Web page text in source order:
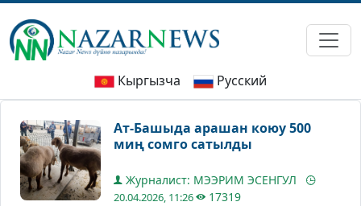
Кыргызча Русский
Ат-Башыда арашан коюу 500
миң сомго сатылды
Журналист: МЭЭРИМ ЭСЕНГУЛ
20.04.2026, 11:26 17319